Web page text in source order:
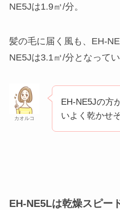
NE5Jは1.9㎥/分。
髪の毛に届く風も、EH-
NE5Jは3.1㎥/分となってい
カオルコ
EH-NE5Jの方
いよく乾かせ
EH-NE5Lは乾燥スピー